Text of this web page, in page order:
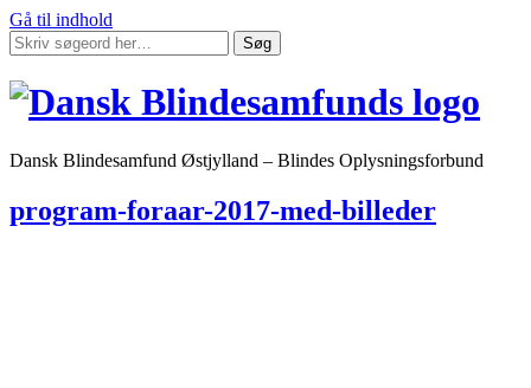
Gå til indhold
Søg
Dansk Blindesamfund Østjylland – Blindes Oplysningsforbund
program-foraar-2017-med-billeder